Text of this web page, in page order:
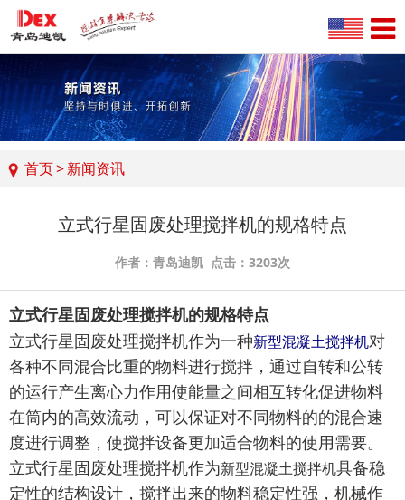
首页>新闻资讯
立式行星固废处理搅拌机的规格特点
作者：青岛迪凯 点击：3203次
立式行星固废处理搅拌机的规格特点
立式行星固废处理搅拌机作为一种新型混凝土搅拌机对
各种不同混合比重的物料进行搅拌，通过自转和公转
的运行产生离心力作用使能量之间相互转化促进物料
在筒内的高效流动，可以保证对不同物料的的混合速
度进行调整，使搅拌设备更加适合物料的使用需要。
立式行星固废处理搅拌机作为新型混凝土搅拌机具备稳
定性的结构设计，搅拌出来的物料稳定性强，机械作